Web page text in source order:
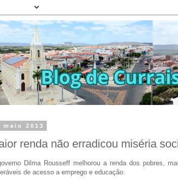
maio 2013
renda não erradicou miséria
Dilma Rousseff melhorou a renda dos pobres,
de acesso a emprego e educação.